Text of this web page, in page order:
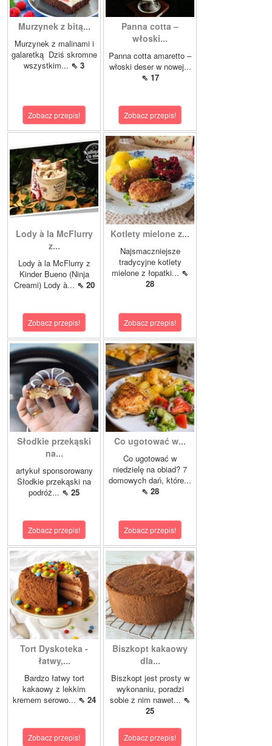
Murzynek z bitą...
Murzynek z malinami i
galaretką Dziś skromne
wszystkim... ⇖ 3
Zobacz przepis!
Panna cotta –
włoski...
Panna cotta amaretto –
włoski deser w nowej...
⇖ 17
Zobacz przepis!
Lody à la McFlurry
z...
Lody à la McFlurry z
Kinder Bueno (Ninja
Creami) Lody à... ⇖ 20
Zobacz przepis!
Kotlety mielone z...
Najsmaczniejsze
tradycyjne kotlety
mielone z łopatki... ⇖
28
Zobacz przepis!
Słodkie przekąski
na...
artykuł sponsorowany
Słodkie przekąski na
podróż... ⇖ 25
Zobacz przepis!
Co ugotować w...
Co ugotować w
niedzielę na obiad? 7
domowych dań, które...
⇖ 28
Zobacz przepis!
Tort Dyskoteka -
łatwy,...
Bardzo łatwy tort
kakaowy z lekkim
kremem serowo... ⇖ 24
Zobacz przepis!
Biszkopt kakaowy
dla...
Biszkopt jest prosty w
wykonaniu, poradzi
sobie z nim nawet... ⇖
25
Zobacz przepis!